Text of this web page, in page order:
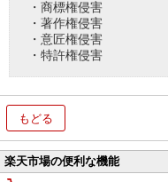
・商標権侵害
・著作権侵害
・意匠権侵害
・特許権侵害
もどる
楽天市場の便利な機能